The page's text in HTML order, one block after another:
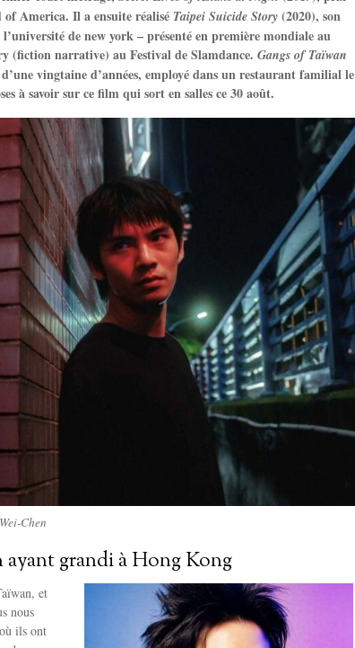
America. Il a ensuite réalisé Taipei Suicide Story (2020), son
de new york – présenté en première mondiale au
(fiction narrative) au Festival de Slamdance. Gangs of Taïwan
vingtaine d’années, employé dans un restaurant familial le
à savoir sur ce film qui sort en salles ce 30 août.
Chen
grandi à Hong Kong
et
nous
ils ont